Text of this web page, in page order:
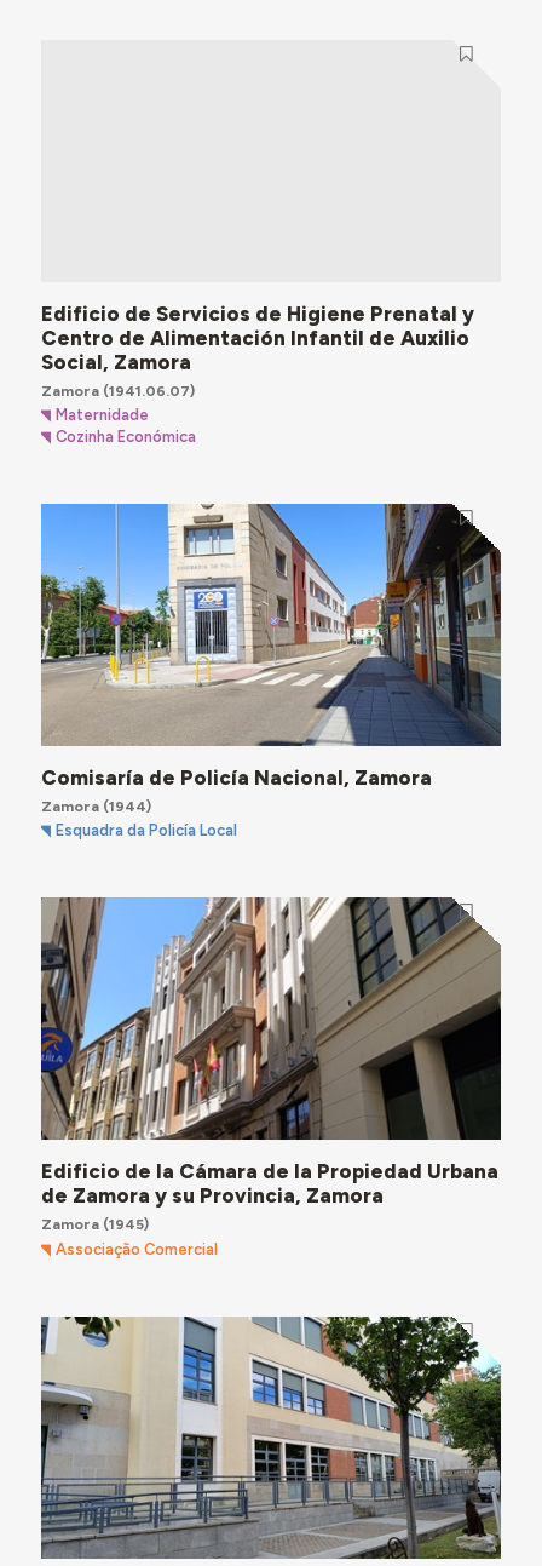
Edificio de Servicios de Higiene Prenatal y
Centro de Alimentación Infantil de Auxilio
Social, Zamora
Zamora(1941.06.07)
Maternidade
Cozinha Económica
Comisaría de Policía Nacional, Zamora
Zamora(1944)
Esquadra da Policía Local
Edificio de la Cámara de la Propiedad Urbana
de Zamora y su Provincia, Zamora
Zamora(1945)
Associação Comercial